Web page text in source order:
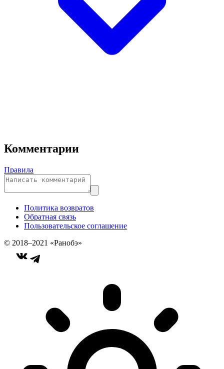
Комментарии
Правила
Политика возвратов
Обратная связь
Пользовательское соглашение
© 2018–2021 «Ранобэ»